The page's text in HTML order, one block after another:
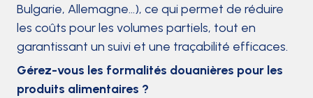
Bulgarie, Allemagne…), ce qui permet de réduire
les coûts pour les volumes partiels, tout en
garantissant un suivi et une traçabilité efficaces.
Gérez-vous les formalités douanières pour les
produits alimentaires ?